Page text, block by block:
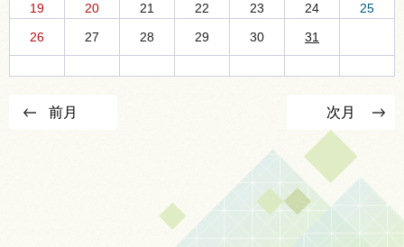
19
20 21 22 23 24
25
26
27 28 29 30 31
前月 次月